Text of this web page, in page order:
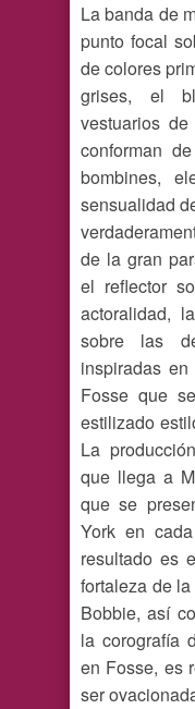
La banda de
punto focal
de colores
grises, el
vestuarios
conforman
bombines,
sensualidad
de la gran
el reflector
actoralidad,
sobre las
inspiradas
Fosse que
estilizado
La
que llega a
que se
York en
resultado es
fortaleza de
Bobbie, así
la corografía
en Fosse, es
ser